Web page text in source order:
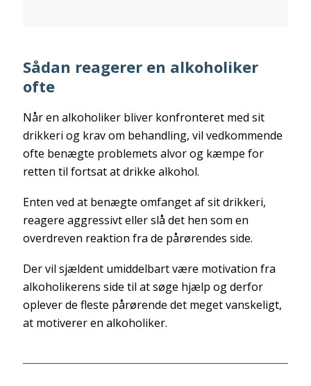
Sådan reagerer en alkoholiker
ofte
Når en alkoholiker bliver konfronteret med sit
drikkeri og krav om behandling, vil vedkommende
ofte benægte problemets alvor og kæmpe for
retten til fortsat at drikke alkohol.
Enten ved at benægte omfanget af sit drikkeri,
reagere aggressivt eller slå det hen som en
overdreven reaktion fra de pårørendes side.
Der vil sjældent umiddelbart være motivation fra
alkoholikerens side til at søge hjælp og derfor
oplever de fleste pårørende det meget vanskeligt,
at motiverer en alkoholiker.